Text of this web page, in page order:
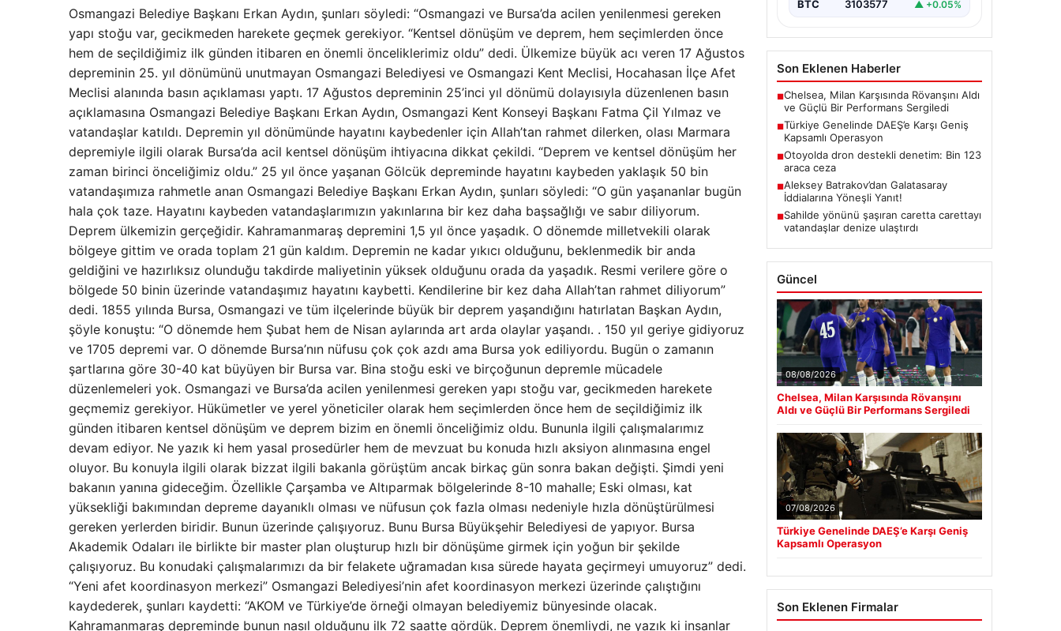
Osmangazi Belediye Başkanı Erkan Aydın, şunları söyledi: “Osmangazi ve Bursa’da acilen yenilenmesi gereken
yapı stoğu var, gecikmeden harekete geçmek gerekiyor. “Kentsel dönüşüm ve deprem, hem seçimlerden önce
hem de seçildiğimiz ilk günden itibaren en önemli önceliklerimiz oldu” dedi. Ülkemize büyük acı veren 17 Ağustos
depreminin 25. yıl dönümünü unutmayan Osmangazi Belediyesi ve Osmangazi Kent Meclisi, Hocahasan İlçe Afet
Meclisi alanında basın açıklaması yaptı. 17 Ağustos depreminin 25’inci yıl dönümü dolayısıyla düzenlenen basın
açıklamasına Osmangazi Belediye Başkanı Erkan Aydın, Osmangazi Kent Konseyi Başkanı Fatma Çil Yılmaz ve
vatandaşlar katıldı. Depremin yıl dönümünde hayatını kaybedenler için Allah’tan rahmet dilerken, olası Marmara
depremiyle ilgili olarak Bursa’da acil kentsel dönüşüm ihtiyacına dikkat çekildi. “Deprem ve kentsel dönüşüm her
zaman birinci önceliğimiz oldu.” 25 yıl önce yaşanan Gölcük depreminde hayatını kaybeden yaklaşık 50 bin
vatandaşımıza rahmetle anan Osmangazi Belediye Başkanı Erkan Aydın, şunları söyledi: “O gün yaşananlar bugün
hala çok taze. Hayatını kaybeden vatandaşlarımızın yakınlarına bir kez daha başsağlığı ve sabır diliyorum.
Deprem ülkemizin gerçeğidir. Kahramanmaraş depremini 1,5 yıl önce yaşadık. O dönemde milletvekili olarak
bölgeye gittim ve orada toplam 21 gün kaldım. Depremin ne kadar yıkıcı olduğunu, beklenmedik bir anda
geldiğini ve hazırlıksız olunduğu takdirde maliyetinin yüksek olduğunu orada da yaşadık. Resmi verilere göre o
bölgede 50 binin üzerinde vatandaşımız hayatını kaybetti. Kendilerine bir kez daha Allah’tan rahmet diliyorum”
dedi. 1855 yılında Bursa, Osmangazi ve tüm ilçelerinde büyük bir deprem yaşandığını hatırlatan Başkan Aydın,
şöyle konuştu: “O dönemde hem Şubat hem de Nisan aylarında art arda olaylar yaşandı. . 150 yıl geriye gidiyoruz
ve 1705 depremi var. O dönemde Bursa’nın nüfusu çok çok azdı ama Bursa yok ediliyordu. Bugün o zamanın
şartlarına göre 30-40 kat büyüyen bir Bursa var. Bina stoğu eski ve birçoğunun depremle mücadele
düzenlemeleri yok. Osmangazi ve Bursa’da acilen yenilenmesi gereken yapı stoğu var, gecikmeden harekete
geçmemiz gerekiyor. Hükümetler ve yerel yöneticiler olarak hem seçimlerden önce hem de seçildiğimiz ilk
günden itibaren kentsel dönüşüm ve deprem bizim en önemli önceliğimiz oldu. Bununla ilgili çalışmalarımız
devam ediyor. Ne yazık ki hem yasal prosedürler hem de mevzuat bu konuda hızlı aksiyon alınmasına engel
oluyor. Bu konuyla ilgili olarak bizzat ilgili bakanla görüştüm ancak birkaç gün sonra bakan değişti. Şimdi yeni
bakanın yanına gideceğim. Özellikle Çarşamba ve Altıparmak bölgelerinde 8-10 mahalle; Eski olması, kat
yüksekliği bakımından depreme dayanıklı olması ve nüfusun çok fazla olması nedeniyle hızla dönüştürülmesi
gereken yerlerden biridir. Bunun üzerinde çalışıyoruz. Bunu Bursa Büyükşehir Belediyesi de yapıyor. Bursa
Akademik Odaları ile birlikte bir master plan oluşturup hızlı bir dönüşüme girmek için yoğun bir şekilde
çalışıyoruz. Bu konudaki çalışmalarımızı da bir felakete uğramadan kısa sürede hayata geçirmeyi umuyoruz” dedi.
“Yeni afet koordinasyon merkezi” Osmangazi Belediyesi’nin afet koordinasyon merkezi üzerinde çalıştığını
kaydederek, şunları kaydetti: “AKOM ve Türkiye’de örneği olmayan belediyemiz bünyesinde olacak.
Kahramanmaraş depreminde bunun nasıl olduğunu ilk 72 saatte gördük. Deprem önemliydi, ne yazık ki insanlar
BTC 3103577 ▲ +0.05%
Son Eklenen Haberler
■Chelsea, Milan Karşısında Rövanşını Aldı
ve Güçlü Bir Performans Sergiledi
■Türkiye Genelinde DAEŞ’e Karşı Geniş
Kapsamlı Operasyon
■Otoyolda dron destekli denetim: Bin 123
araca ceza
■Aleksey Batrakov’dan Galatasaray
İddialarına Yöneşli Yanıt!
■Sahilde yönünü şaşıran caretta carettayı
vatandaşlar denize ulaştırdı
Güncel
08/08/2026
Chelsea, Milan Karşısında Rövanşını
Aldı ve Güçlü Bir Performans Sergiledi
07/08/2026
Türkiye Genelinde DAEŞ’e Karşı Geniş
Kapsamlı Operasyon
Son Eklenen Firmalar